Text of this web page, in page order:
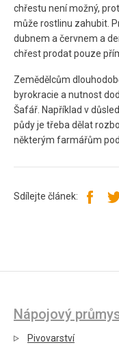
chřestu není možný,
může rostlinu zahubit.
dubnem a červnem a
chřest prodat pouze
Zemědělcům
byrokracie a nutnost
Šafář. Například v
půdy je třeba dělat
některým farmářům
Sdílejte článek:
Nápojový
Pivovarství